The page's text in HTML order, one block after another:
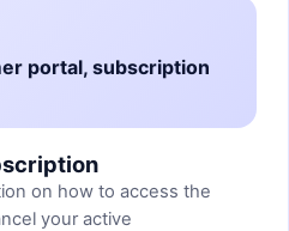
portal, subscription
on how to access the
your active